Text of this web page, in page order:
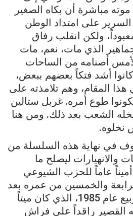
موته مباشرة أن بكاه الصغير
على امتداد الوطن
ولكن انقلب رفاق
الذي مات، نعم، مات
أصنامه من الساحات
أشد فتكاً بعضهم ببعض،
المقام، وهم تلامذته على
طوع أمره. غربل ستالين
الشعب بعد ذلك. ومن هنا
نخلوه.
في نهاية هذه السلسلة من
والانهيارات ليصلح ما
عاماً للحزب الشيوعي
والخمسين من عمره بعد
موت تشيرنينكو في ربيع عام 1985، الذي كان ميتاً
القصير راقداً على فراش